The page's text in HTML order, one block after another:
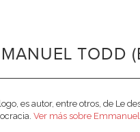
TODD
es autor, entre otros, de Le
Ver más sobre